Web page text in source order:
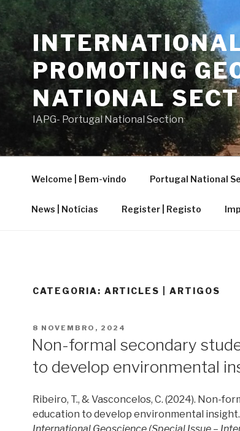
PROMOTING
NATIONAL
IAPG- Portugal National Section
Welcome | Bem-vindo Portugal National
News | Notícias Register | Registo
CATEGORIA: ARTICLES | ARTIGOS
PUBLICADO
8 NOVEMBRO, 2024
Non-formal secondary
to develop environmental
Ribeiro, T., & Vasconcelos, C. (2024). Non-
education to develop environmental insight.